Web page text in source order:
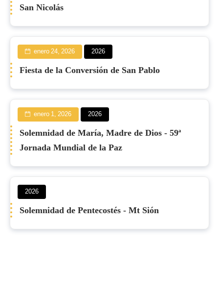
San Nicolás
enero 24, 2026 2026
Fiesta de la Conversión de San Pablo
enero 1, 2026 2026
Solemnidad de María, Madre de Dios - 59ª
Jornada Mundial de la Paz
2026
Solemnidad de Pentecostés - Mt Sión